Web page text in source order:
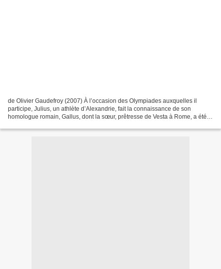
de Olivier Gaudefroy (2007) À l’occasion des Olympiades auxquelles il
participe, Julius, un athlète d’Alexandrie, fait la connaissance de son
homologue romain, Gallus, dont la sœur, prêtresse de Vesta à Rome, a été